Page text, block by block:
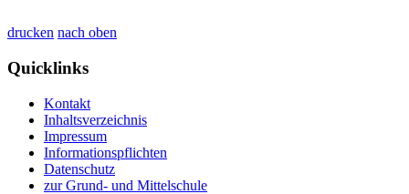
drucken nach oben
Quicklinks
Kontakt
Inhaltsverzeichnis
Impressum
Informationspflichten
Datenschutz
zur Grund- und Mittelschule